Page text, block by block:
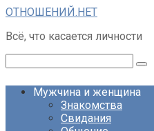
Перейти
контенту
ОТНОШЕНИЙ.НЕТ
Всё, что касается личности
Мужчина и женщина
Знакомства
Свидания